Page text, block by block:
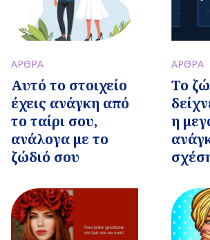
ΑΡΘΡΑ
Αυτό το στοιχείο
έχεις ανάγκη από
το ταίρι σου,
ανάλογα με το
ζώδιό σου
ΑΡΘΡΑ
Το
η